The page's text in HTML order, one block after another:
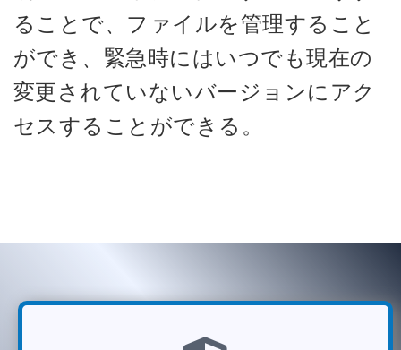
ることで、ファイルを管理すること
ができ、緊急時にはいつでも現在の
変更されていないバージョンにアク
セスすることができる。